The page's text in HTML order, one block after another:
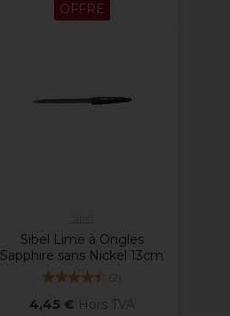
OFFRE
Sibel Lime à Ongles
Sapphire sans Nickel 13cm
(2)
4,45 € Hors TVA